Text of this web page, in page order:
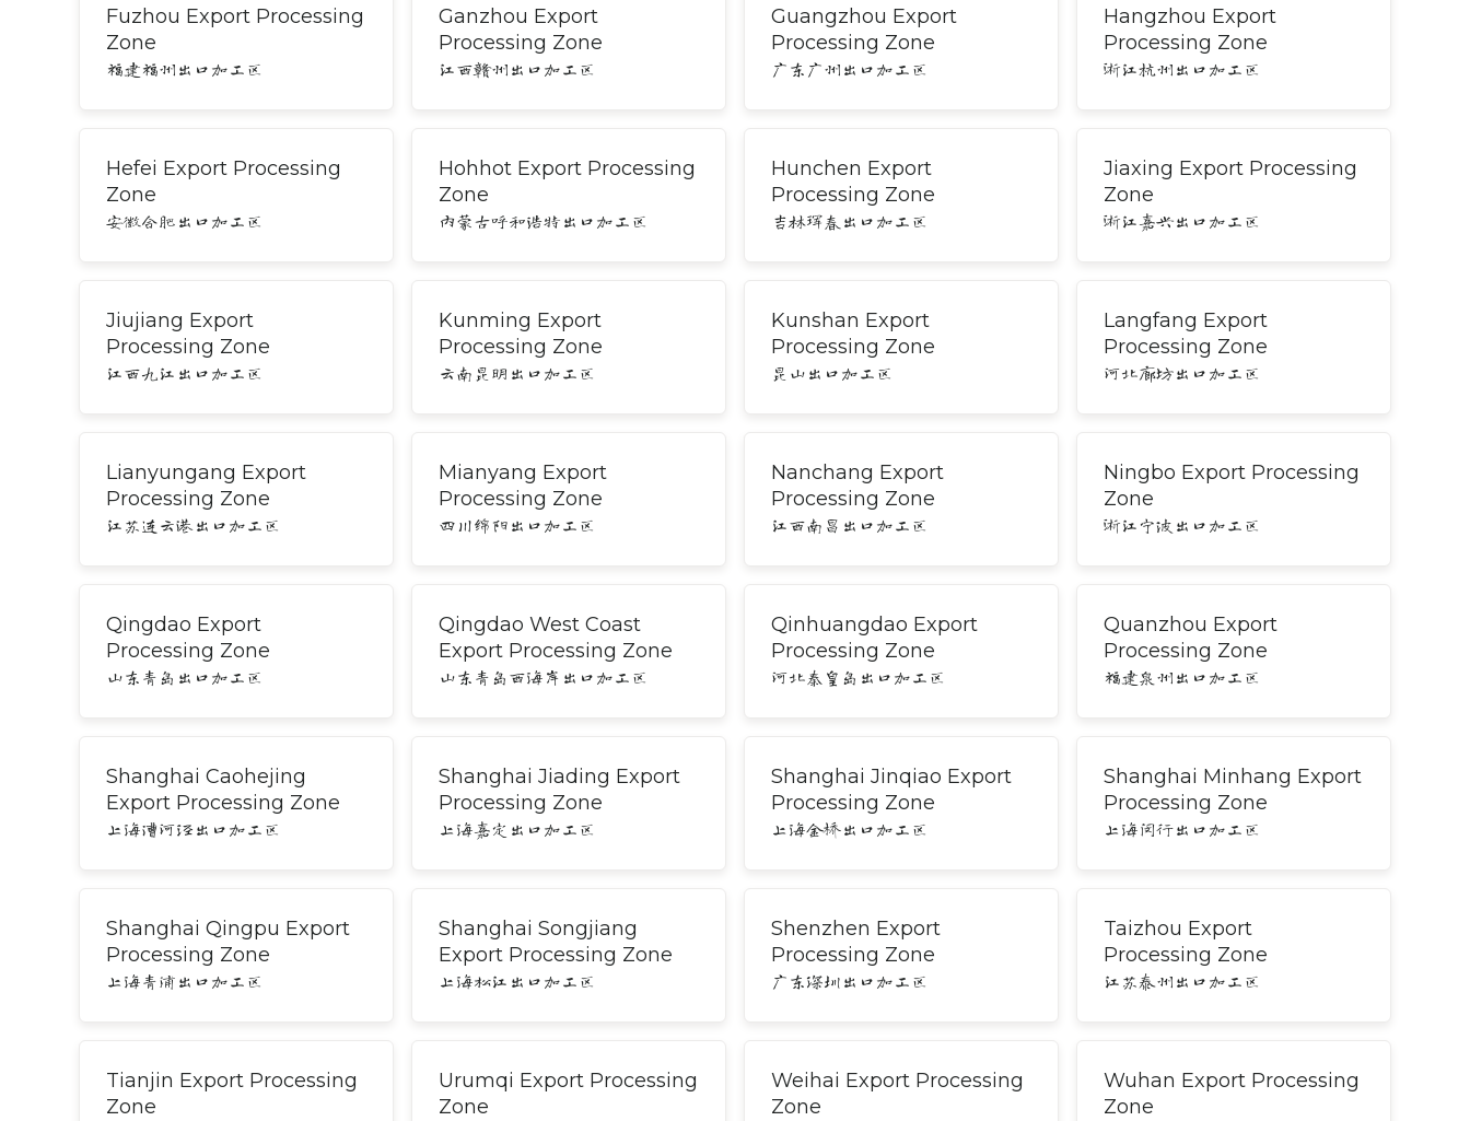
Fuzhou Export Processing
Zone
福建福州出口加工区
Ganzhou Export
Processing Zone
江西赣州出口加工区
Guangzhou Export
Processing Zone
广东广州出口加工区
Hangzhou Export
Processing Zone
浙江杭州出口加工区
Hefei Export Processing
Zone
安徽合肥出口加工区
Hohhot Export Processing
Zone
内蒙古呼和浩特出口加工区
Hunchen Export
Processing Zone
吉林珲春出口加工区
Jiaxing Export Processing
Zone
浙江嘉兴出口加工区
Jiujiang Export
Processing Zone
江西九江出口加工区
Kunming Export
Processing Zone
云南昆明出口加工区
Kunshan Export
Processing Zone
昆山出口加工区
Langfang Export
Processing Zone
河北廊坊出口加工区
Lianyungang Export
Processing Zone
江苏连云港出口加工区
Mianyang Export
Processing Zone
四川绵阳出口加工区
Nanchang Export
Processing Zone
江西南昌出口加工区
Ningbo Export Processing
Zone
浙江宁波出口加工区
Qingdao Export
Processing Zone
山东青岛出口加工区
Qingdao West Coast
Export Processing Zone
山东青岛西海岸出口加工区
Qinhuangdao Export
Processing Zone
河北秦皇岛出口加工区
Quanzhou Export
Processing Zone
福建泉州出口加工区
Shanghai Caohejing
Export Processing Zone
上海漕河泾出口加工区
Shanghai Jiading Export
Processing Zone
上海嘉定出口加工区
Shanghai Jinqiao Export
Processing Zone
上海金桥出口加工区
Shanghai Minhang Export
Processing Zone
上海闵行出口加工区
Shanghai Qingpu Export
Processing Zone
上海青浦出口加工区
Shanghai Songjiang
Export Processing Zone
上海松江出口加工区
Shenzhen Export
Processing Zone
广东深圳出口加工区
Taizhou Export
Processing Zone
江苏泰州出口加工区
Tianjin Export Processing
Zone
Urumqi Export Processing
Zone
Weihai Export Processing
Zone
Wuhan Export Processing
Zone